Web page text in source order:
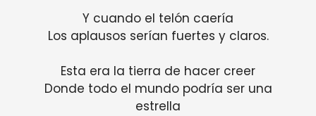
Y cuando el telón caería
Los aplausos serían fuertes y claros.
Esta era la tierra de hacer creer
Donde todo el mundo podría ser una
estrella